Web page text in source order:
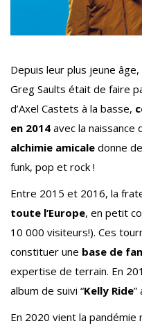
Depuis leur plus jeune âge,
Greg Saults était de faire
d’Axel Castets à la basse,
en 2014 avec la naissance
alchimie amicale donne
funk, pop et rock !
Entre 2015 et 2016, la
toute l’Europe, en petit
10 000 visiteurs!). Ces
constituer une base de
expertise de terrain. En
album de suivi “Kelly Ride”
En 2020 vient la pandémie